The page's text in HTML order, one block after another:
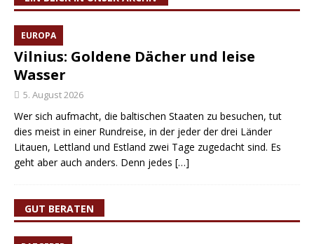
EUROPA
Vilnius: Goldene Dächer und leise
Wasser
5. August 2026
Wer sich aufmacht, die baltischen Staaten zu besuchen, tut
dies meist in einer Rundreise, in der jeder der drei Länder
Litauen, Lettland und Estland zwei Tage zugedacht sind. Es
geht aber auch anders. Denn jedes […]
GUT BERATEN